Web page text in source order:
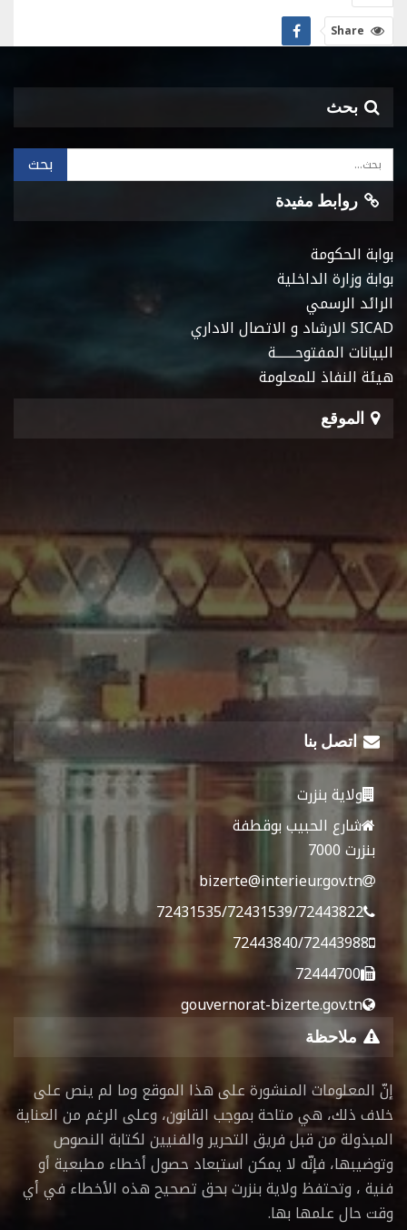
Share
بحث
روابط مفيدة
بوابة الحكومة
بوابة وزارة الداخلية
الرائد الرسمي
SICAD الارشاد و الاتصال الاداري
البيانات المفتوحـــــــة
هيئة النفاذ للمعلومة
الموقع
اتصل بنا
ولاية بنزرت
شارع الحبيب بوقطفة
بنزرت 7000
bizerte@interieur.gov.tn
72431535/72431539/72443822
72443840/72443988
72444700
gouvernorat-bizerte.gov.tn
ملاحظة
إنّ المعلومات المنشورة على هذا الموقع وما لم ينص على
خلاف ذلك، هي متاحة بموجب القانون، وعلى الرغم من العناية
المبذولة من قبل فريق التحرير والفنيين لكتابة النصوص
وتوضيبها، فإنّه لا يمكن استبعاد حصول أخطاء مطبعية أو
فنية ، وتحتفظ ولاية بنزرت بحق تصحيح هذه الأخطاء في أي
وقت حال علمها بها.